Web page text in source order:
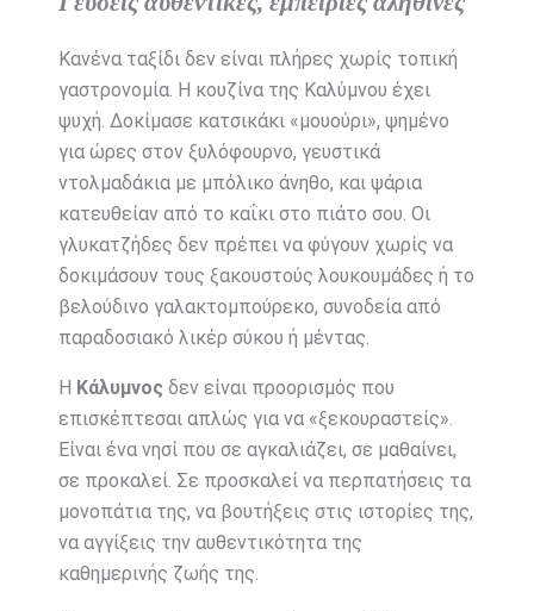
Κανένα ταξίδι δεν είναι πλήρες χωρίς τοπική
γαστρονομία. Η κουζίνα της Καλύμνου έχει
ψυχή. Δοκίμασε κατσικάκι «μουούρι», ψημένο
για ώρες στον ξυλόφουρνο, γευστικά
ντολμαδάκια με μπόλικο άνηθο, και ψάρια
κατευθείαν από το καΐκι στο πιάτο σου. Οι
γλυκατζήδες δεν πρέπει να φύγουν χωρίς να
δοκιμάσουν τους ξακουστούς λουκουμάδες ή το
βελούδινο γαλακτομπούρεκο, συνοδεία από
παραδοσιακό λικέρ σύκου ή μέντας.
Η Κάλυμνος δεν είναι προορισμός που
επισκέπτεσαι απλώς για να «ξεκουραστείς».
Είναι ένα νησί που σε αγκαλιάζει, σε μαθαίνει,
σε προκαλεί. Σε προσκαλεί να περπατήσεις τα
μονοπάτια της, να βουτήξεις στις ιστορίες της,
να αγγίξεις την αυθεντικότητα της
καθημερινής ζωής της.